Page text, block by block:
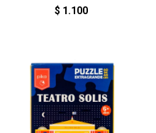
$ 1.100